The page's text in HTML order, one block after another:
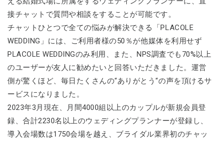
接チャットで質問や相談をすることが可能です。
チャットひとつで全ての悩みが解決できる「PLACOLE
WEDDING」には、ご利用者様の50％が他媒体を利用せず
PLACOLE WEDDINGのみ利用、また、NPS調査でも70%以上
のユーザーが友人に勧めたいと回答いただきました。運営
側が驚くほど、毎日たくさんの“ありがとう“の声を頂けるサ
ービスになりました。
2023年3月現在、月間4000組以上のカップルが新規会員登
録、合計2230名以上のウェディングプランナーが登録し、
導入会場数は1750会場を越え、ブライダル業界初のチャッ